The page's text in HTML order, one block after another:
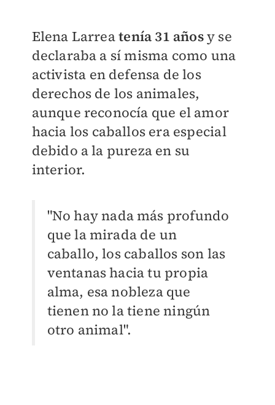
Elena Larreatenía 31 añosy se
declaraba a sí misma como una
activista en defensa de los
derechos de los animales,
aunque reconocía que el amor
hacia los caballos era especial
debido a la pureza en su
interior.
"No hay nada más profundo
que la mirada de un
caballo, los caballos son las
ventanas hacia tu propia
alma, esa nobleza que
tienen no la tiene ningún
otro animal".